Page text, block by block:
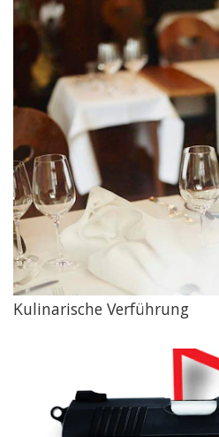
Kulinarische Verführung